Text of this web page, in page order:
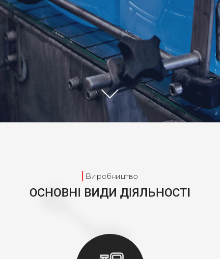
ВІДКРИВАЙ
ВЛАСНИЙ МАГАЗИНИ
Омивачі скла
Виробництво
ОСНОВНІ ВИДИ ДІЯЛЬНОСТІ